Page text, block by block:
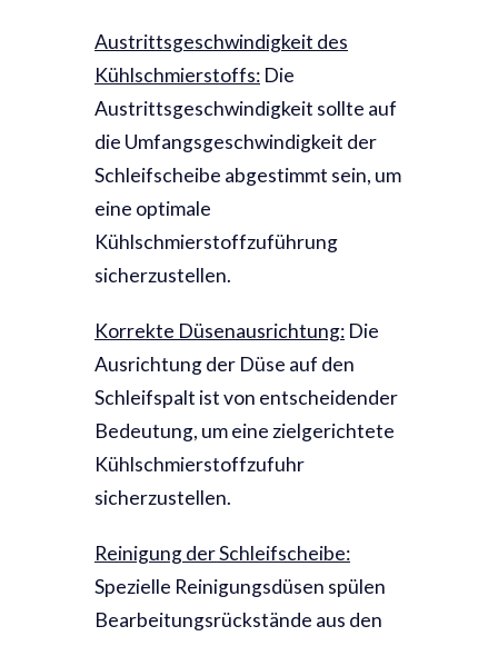
Austrittsgeschwindigkeit des
Kühlschmierstoffs: Die
Austrittsgeschwindigkeit sollte auf
die Umfangsgeschwindigkeit der
Schleifscheibe abgestimmt sein, um
eine optimale
Kühlschmierstoffzuführung
sicherzustellen.
Korrekte Düsenausrichtung: Die
Ausrichtung der Düse auf den
Schleifspalt ist von entscheidender
Bedeutung, um eine zielgerichtete
Kühlschmierstoffzufuhr
sicherzustellen.
Reinigung der Schleifscheibe:
Spezielle Reinigungsdüsen spülen
Bearbeitungsrückstände aus den